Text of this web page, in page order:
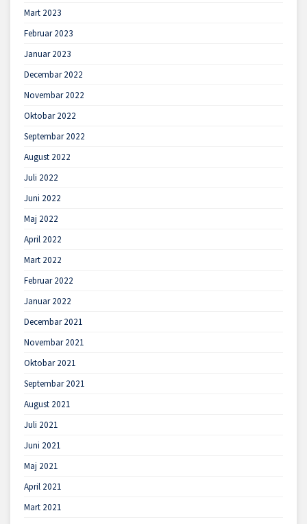
Mart 2023
Februar 2023
Januar 2023
Decembar 2022
Novembar 2022
Oktobar 2022
Septembar 2022
August 2022
Juli 2022
Juni 2022
Maj 2022
April 2022
Mart 2022
Februar 2022
Januar 2022
Decembar 2021
Novembar 2021
Oktobar 2021
Septembar 2021
August 2021
Juli 2021
Juni 2021
Maj 2021
April 2021
Mart 2021